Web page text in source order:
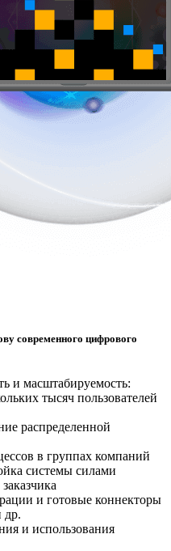
современного цифрового
и масштабируемость:
тысяч пользователей
распределенной
в группах компаний
системы силами
и готовые коннекторы
др.
и использования